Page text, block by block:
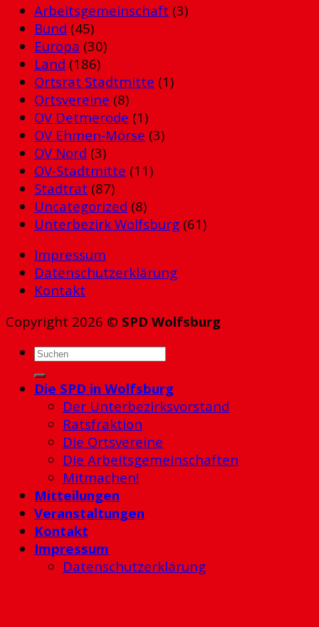
Arbeitsgemeinschaft (3)
Bund (45)
Europa (30)
Land (186)
Ortsrat Stadtmitte (1)
Ortsvereine (8)
OV Detmerode (1)
OV Ehmen-Mörse (3)
OV Nord (3)
OV-Stadtmitte (11)
Stadtrat (87)
Uncategorized (8)
Unterbezirk Wolfsburg (61)
Impressum
Datenschutzerklärung
Kontakt
Copyright 2026 © SPD Wolfsburg
Die SPD in Wolfsburg
Der Unterbezirksvorstand
Ratsfraktion
Die Ortsvereine
Die Arbeitsgemeinschaften
Mitmachen!
Mitteilungen
Veranstaltungen
Kontakt
Impressum
Datenschutzerklärung